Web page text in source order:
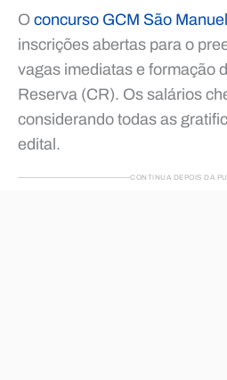
O concurso GCM São
inscrições abertas para o
vagas imediatas e formação
Reserva (CR). Os salários
considerando todas as
edital.
CONTINUA DEPOIS DA